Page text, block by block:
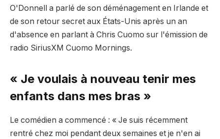
O'Donnell a parlé de son déménagement en Irlande et
de son retour secret aux États-Unis après un an
d'absence en parlant à Chris Cuomo sur l'émission de
radio SiriusXM Cuomo Mornings.
« Je voulais à nouveau tenir mes
enfants dans mes bras »
Le comédien a commencé : « Je suis récemment
rentré chez moi pendant deux semaines et je n'en ai